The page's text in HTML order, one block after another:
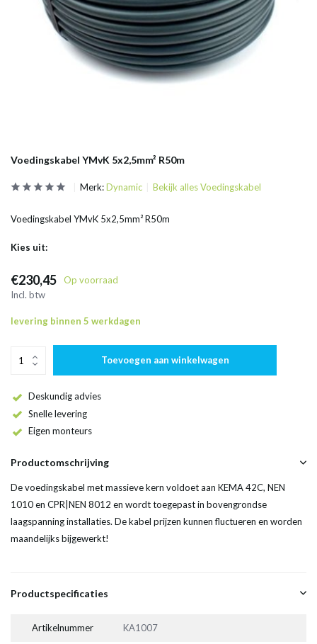
Voedingskabel YMvK 5x2,5mm² R50m
Merk:Dynamic Bekijk alles Voedingskabel
Voedingskabel YMvK 5x2,5mm² R50m
Kies uit:
€230,45
Op voorraad
Incl. btw
levering binnen 5 werkdagen
Toevoegen aan winkelwagen
Deskundig advies
Snelle levering
Eigen monteurs
Productomschrijving
De voedingskabel met massieve kern voldoet aan KEMA 42C, NEN
1010 en CPR|NEN 8012 en wordt toegepast in bovengrondse
laagspanning installaties. De kabel prijzen kunnen fluctueren en worden
maandelijks bijgewerkt!
Productspecificaties
Artikelnummer KA1007